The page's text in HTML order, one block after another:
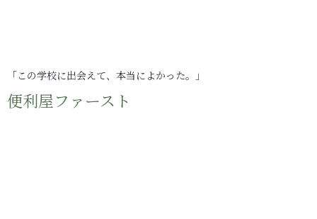
「この学校に出会えて、本当によかった。」
便利屋ファースト